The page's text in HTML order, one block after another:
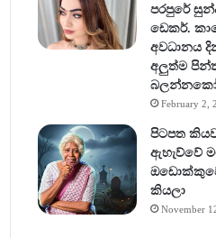
පරපුරේ
ඩෙකර්.
අවධානය
අලුත්ම
February 2,
පිටපත
ඇහැව්වේ
කියලා
November